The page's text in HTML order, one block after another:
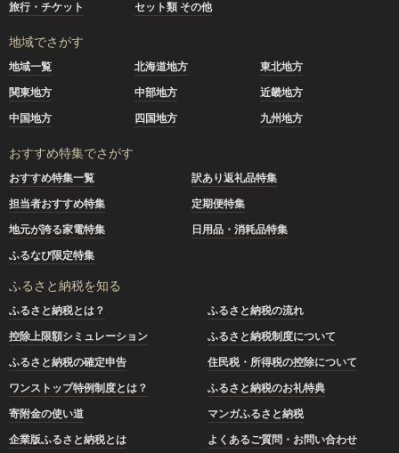
旅行・チケット
セット類 その他
地域でさがす
地域一覧 北海道地方
東北地方
関東地方
中部地方
近畿地方
中国地方
四国地方 九州地方
おすすめ特集でさがす
おすすめ特集一覧
訳あり返礼品特集
担当者おすすめ特集
定期便特集
地元が誇る家電特集
日用品・消耗品特集
ふるなび限定特集
ふるさと納税を知る
ふるさと納税とは？
ふるさと納税の流れ
控除上限額シミュレーション
ふるさと納税制度について
ふるさと納税の確定申告
住民税・所得税の控除について
ワンストップ特例制度とは？
ふるさと納税のお礼特典
寄附金の使い道
マンガふるさと納税
企業版ふるさと納税とは
よくあるご質問・お問い合わせ